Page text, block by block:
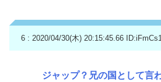
6 : 2020/04/30(木) 20:15:45.66
ジャップ？兄の国として言